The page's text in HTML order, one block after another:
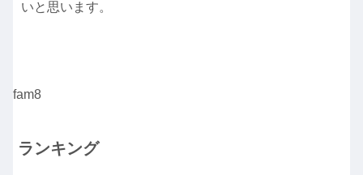
いと思います。
fam8
ランキング